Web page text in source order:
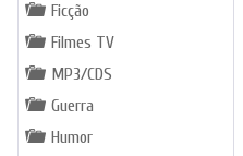
Ficção
Filmes TV
MP3/CDS
Guerra
Humor